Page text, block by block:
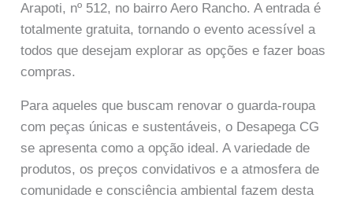
Arapoti, nº 512, no bairro Aero Rancho. A entrada é
totalmente gratuita, tornando o evento acessível a
todos que desejam explorar as opções e fazer boas
compras.
Para aqueles que buscam renovar o guarda-roupa
com peças únicas e sustentáveis, o Desapega CG
se apresenta como a opção ideal. A variedade de
produtos, os preços convidativos e a atmosfera de
comunidade e consciência ambiental fazem desta